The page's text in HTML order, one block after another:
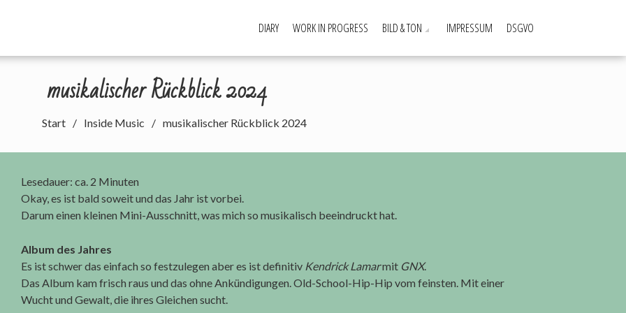
DIARY WORK IN PROGRESS BILD & TON IMPRESSUM DSGVO
musikalischer Rückblick 2024
Start Inside Music musikalischer Rückblick 2024
Lesedauer: ca. 2 Minuten
Okay, es ist bald soweit und das Jahr ist vorbei.
Darum einen kleinen Mini-Ausschnitt, was mich so musikalisch beeindruckt hat.
Album des Jahres
Es ist schwer das einfach so festzulegen aber es ist definitiv Kendrick Lamarmit GNX.
Das Album kam frisch raus und das ohne Ankündigungen. Old-School-Hip-Hip vom feinsten. Mit einer
Wucht und Gewalt, die ihres Gleichen sucht.